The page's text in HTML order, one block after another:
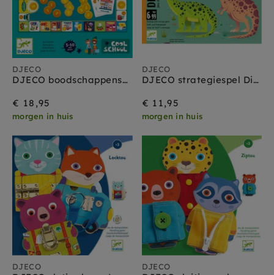
DJECO
DJECO boodschappenspel Ptit market 5 jr+
€ 18,95
morgen in huis
DJECO
DJECO strategiespel Dino draft 6 jr+
€ 11,95
morgen in huis
DJECO DJECO